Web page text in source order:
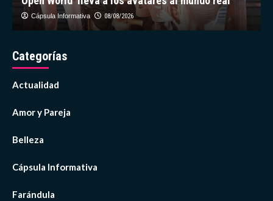
Cápsula Informativa 08/08/2026
Categorías
Actualidad
Amor y Pareja
Belleza
Cápsula Informativa
Farándula